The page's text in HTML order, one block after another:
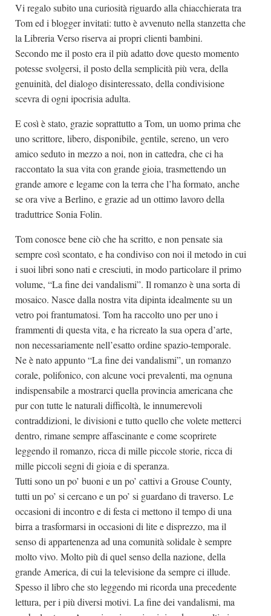
Vi regalo subito una curiosità riguardo alla chiacchierata tra
Tom ed i blogger invitati: tutto è avvenuto nella stanzetta che
la Libreria Verso riserva ai propri clienti bambini.
Secondo me il posto era il più adatto dove questo momento
potesse svolgersi, il posto della semplicità più vera, della
genuinità, del dialogo disinteressato, della condivisione
scevra di ogni ipocrisia adulta.
E così è stato, grazie soprattutto a Tom, un uomo prima che
uno scrittore, libero, disponibile, gentile, sereno, un vero
amico seduto in mezzo a noi, non in cattedra, che ci ha
raccontato la sua vita con grande gioia, trasmettendo un
grande amore e legame con la terra che l’ha formato, anche
se ora vive a Berlino, e grazie ad un ottimo lavoro della
traduttrice Sonia Folin.
Tom conosce bene ciò che ha scritto, e non pensate sia
sempre così scontato, e ha condiviso con noi il metodo in cui
i suoi libri sono nati e cresciuti, in modo particolare il primo
volume, “La fine dei vandalismi”. Il romanzo è una sorta di
mosaico. Nasce dalla nostra vita dipinta idealmente su un
vetro poi frantumatosi. Tom ha raccolto uno per uno i
frammenti di questa vita, e ha ricreato la sua opera d’arte,
non necessariamente nell’esatto ordine spazio-temporale.
Ne è nato appunto “La fine dei vandalismi”, un romanzo
corale, polifonico, con alcune voci prevalenti, ma ognuna
indispensabile a mostrarci quella provincia americana che
pur con tutte le naturali difficoltà, le innumerevoli
contraddizioni, le divisioni e tutto quello che volete metterci
dentro, rimane sempre affascinante e come scoprirete
leggendo il romanzo, ricca di mille piccole storie, ricca di
mille piccoli segni di gioia e di speranza.
Tutti sono un po’ buoni e un po’ cattivi a Grouse County,
tutti un po’ si cercano e un po’ si guardano di traverso. Le
occasioni di incontro e di festa ci mettono il tempo di una
birra a trasformarsi in occasioni di lite e disprezzo, ma il
senso di appartenenza ad una comunità solidale è sempre
molto vivo. Molto più di quel senso della nazione, della
grande America, di cui la televisione da sempre ci illude.
Spesso il libro che sto leggendo mi ricorda una precedente
lettura, per i più diversi motivi. La fine dei vandalismi, ma